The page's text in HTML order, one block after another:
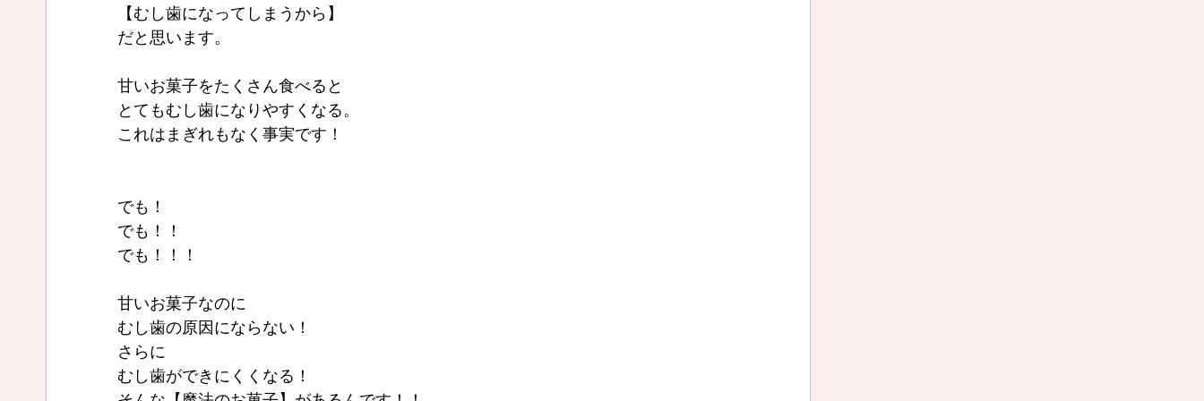
【むし歯になってしまうから】
だと思います。
甘いお菓子をたくさん食べると
とてもむし歯になりやすくなる。
これはまぎれもなく事実です！
でも！
でも！！
でも！！！
甘いお菓子なのに
むし歯の原因にならない！
さらに
むし歯ができにくくなる！